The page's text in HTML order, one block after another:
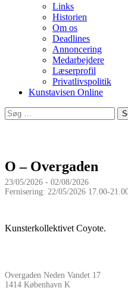
Links
Historien
Om os
Deadlines
Annoncering
Medarbejdere
Læserprofil
Privatlivspolitik
Kunstavisen Online
Search
for:
O – Overgaden
23/05/2026 - 02/08/2026
Fernisering: 22/05/2026 17.00-
Kunsterkollektivet Coyote.
Overgaden Neden Vandet 17
1414 København K